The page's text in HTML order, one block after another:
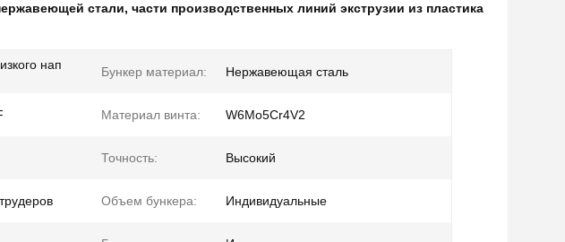
стали, части производственных линий экструзии из пластика
нап
Бункер материал: Нержавеющая сталь
Материал винта: W6Mo5Cr4V2
Точность: Высокий
Объем бункера: Индивидуальные